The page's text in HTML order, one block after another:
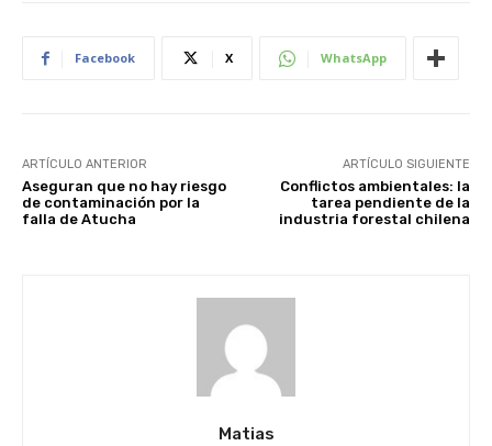
Facebook X WhatsApp
ARTÍCULO ANTERIOR
Aseguran que no hay riesgo
de contaminación por la
falla de Atucha
ARTÍCULO SIGUIENTE
Conflictos ambientales: la
tarea pendiente de la
industria forestal chilena
Matias